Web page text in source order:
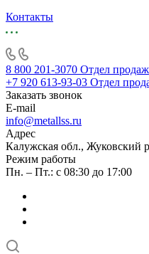
Контакты
8 800 201-3070 Отдел продаж
+7 920 613-93-03 Отдел
Заказать звонок
E-mail
info@metallss.ru
Адрес
Калужская обл., Жуковский
Режим работы
Пн. – Пт.: с 08:30 до 17:00